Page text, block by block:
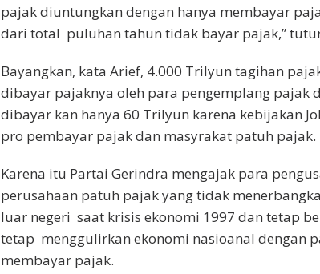
pajak diuntungkan dengan hanya membayar
dari total puluhan tahun tidak bayar pajak,”
Bayangkan, kata Arief, 4.000 Trilyun tagihan
dibayar pajaknya oleh para pengemplang pajak
dibayar kan hanya 60 Trilyun karena kebijakan
pro pembayar pajak dan masyrakat patuh pajak.
Karena itu Partai Gerindra mengajak para
perusahaan patuh pajak yang tidak
luar negeri saat krisis ekonomi 1997 dan tetap
tetap menggulirkan ekonomi nasioanal dengan
membayar pajak.